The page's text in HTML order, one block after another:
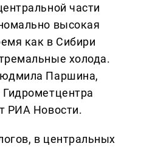
части
высокая
как в Сибири
холода.
Паршина,
РИА Новости.
в центральных